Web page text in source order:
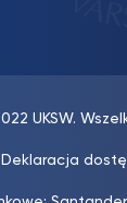
UKSW.
Deklaracja